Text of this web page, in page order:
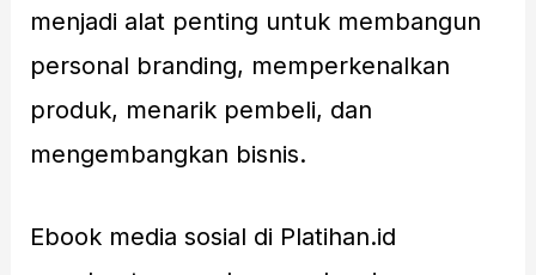
menjadi alat penting untuk membangun
personal branding, memperkenalkan
produk, menarik pembeli, dan
mengembangkan bisnis.
Ebook media sosial di Platihan.id